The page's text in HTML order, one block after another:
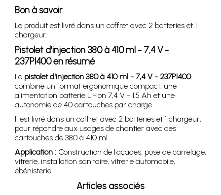
Bon à savoir
Le produit est livré dans un coffret avec 2 batteries et 1
chargeur.
Pistolet d'injection 380 à 410 ml - 7,4 V -
237PI400 en résumé
Le pistolet d'injection 380 à 410 ml - 7,4 V - 237PI400
combine un format ergonomique compact, une
alimentation batterie Li-ion 7,4 V - 1,5 Ah et une
autonomie de 40 cartouches par charge.
Il est livré dans un coffret avec 2 batteries et 1 chargeur,
pour répondre aux usages de chantier avec des
cartouches de 380 à 410 ml.
Application : Construction de façades, pose de carrelage,
vitrerie, installation sanitaire, vitrerie automobile,
ébénisterie.
Articles associés